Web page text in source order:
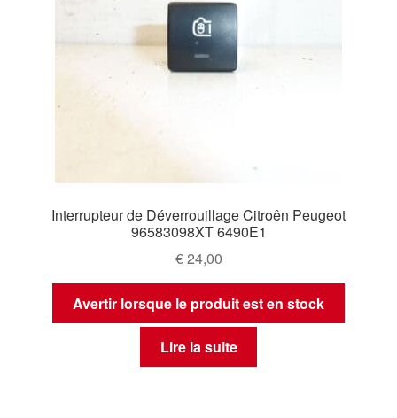
Interrupteur de Déverrouillage Citroên Peugeot
96583098XT 6490E1
€24,00
Avertir lorsque le produit est en stock
Lire la suite